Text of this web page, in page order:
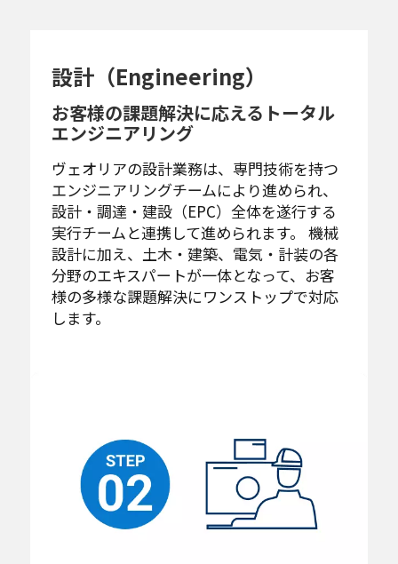
設計（Engineering）
お客様の課題解決に応えるトータル
エンジニアリング
ヴェオリアの設計業務は、専門技術を持つ
エンジニアリングチームにより進められ、
設計・調達・建設（EPC）全体を遂行する
実行チームと連携して進められます。 機械
設計に加え、土木・建築、電気・計装の各
分野のエキスパートが一体となって、お客
様の多様な課題解決にワンストップで対応
します。